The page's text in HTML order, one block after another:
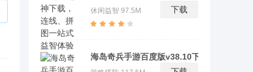
休闲益智 97.5M 下载
海岛奇兵手游百度版v38.10下载 ，经典
的海岛奇兵策略手游下载